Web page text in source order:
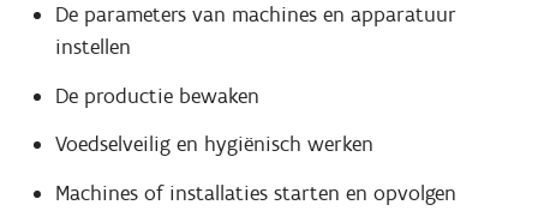
De parameters van machines en apparatuur
instellen
De productie bewaken
Voedselveilig en hygiënisch werken
Machines of installaties starten en opvolgen